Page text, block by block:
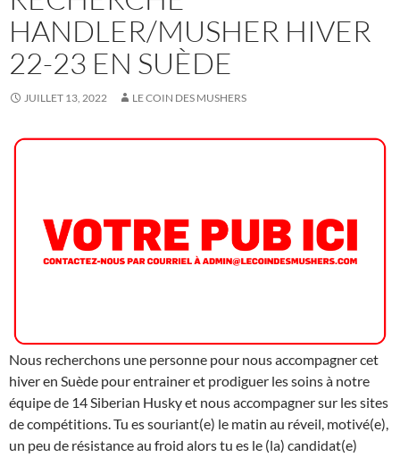
HANDLER/MUSHER HIVER
22-23 EN SUÈDE
JUILLET 13, 2022 LE COIN DES MUSHERS
Nous recherchons une personne pour nous accompagner cet
hiver en Suède pour entrainer et prodiguer les soins à notre
équipe de 14 Siberian Husky et nous accompagner sur les sites
de compétitions. Tu es souriant(e) le matin au réveil, motivé(e),
un peu de résistance au froid alors tu es le (la) candidat(e)